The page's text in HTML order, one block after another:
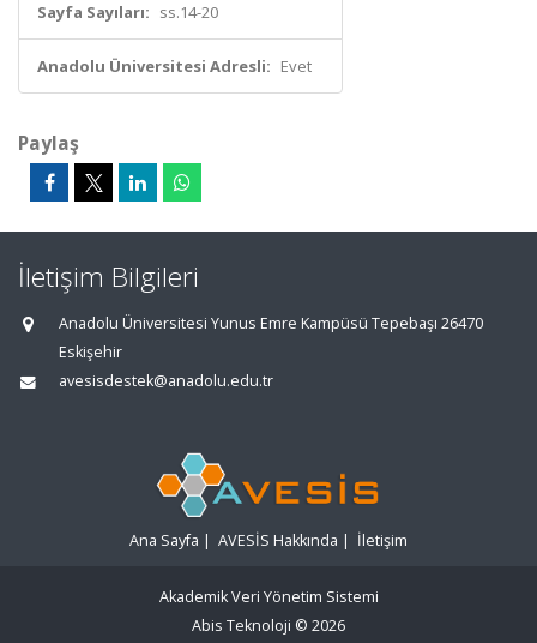
Sayfa Sayıları: ss.14-20
Anadolu Üniversitesi Adresli: Evet
Paylaş
İletişim Bilgileri
Anadolu Üniversitesi Yunus Emre Kampüsü Tepebaşı 26470
Eskişehir
avesisdestek@anadolu.edu.tr
Ana Sayfa | AVESİS Hakkında | İletişim
Akademik Veri Yönetim Sistemi
Abis Teknoloji © 2026